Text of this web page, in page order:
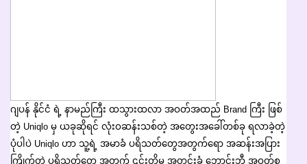
ဂျပန် နိုင်ငံ ရဲ့ နာမည်ကြီး ထသွားထလာ အဝတ်အထည် Brand ကြီး ဖြစ်
တဲ့ Uniqlo မှ ယခုဆိုရင် လုံးဝဆန်းသစ်တဲ့ အတွေးအခေါ်တစ်ခု ရလာခဲ့တဲ့
ပုံပါပဲ Uniqlo ဟာ သူ့ရဲ့ အမာခံ ပရိသတ်တွေအတွက်ရော အဆန်းအပြား
ကြိုက်တဲ့ ပရိသတ်တွေ အတွက် ၎င်းတို့မှ အတွင်းခံ ဘောင်းဘီ အဝတ်စ